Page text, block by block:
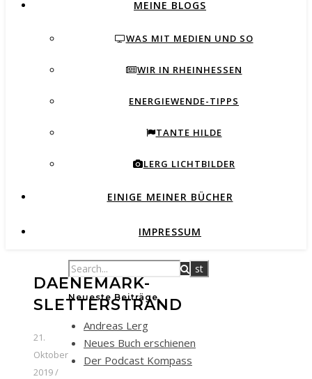
MEINE BLOGS
WAS MIT MEDIEN UND SO
WIR IN RHEINHESSEN
ENERGIEWENDE-TIPPS
TANTE HILDE
LERG LICHTBILDER
EINIGE MEINER BÜCHER
IMPRESSUM
DAENEMARK-
SLETTERSTRAND
21.
Oktober
2019/
Neueste Beiträge
Andreas Lerg
Neues Buch erschienen
Der Podcast Kompass